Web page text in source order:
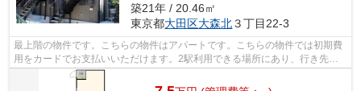
築21年 / 20.46㎡
東京都大田区大森北３丁目22-3
最上階の物件です。こちらの物件はアパートです。こちらの物件では初期費
用をカードでお支払いいただけます。2駅利用できる場所にあり、行き先に
応じて乗車駅の使い分けができます。平...